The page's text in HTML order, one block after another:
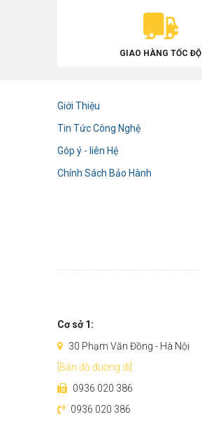
GIAO HÀNG TỐC ĐỘ
Giới Thiệu
Tin Tức Công Nghệ
Góp ý - liên Hệ
Chính Sách Bảo Hành
Cơ sở 1:
30 Phạm Văn Đồng - Hà Nội
[Bản đồ đường đi]
0936 020 386
0936 020 386